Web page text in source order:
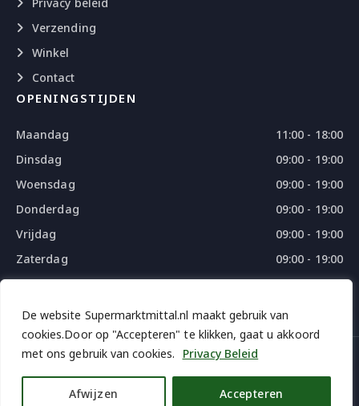
De website Supermarktmittal.nl maakt gebruik van
cookies.Door op "Accepteren" te klikken, gaat u akkoord
met ons gebruik van cookies.
Privacy Beleid
Afwijzen Accepteren
Verzending
Winkel
Contact
OPENINGSTIJDEN
Maandag
11:00 - 18:00
Dinsdag
09:00 - 19:00
Woensdag
09:00 - 19:00
Donderdag
09:00 - 19:00
Vrijdag
09:00 - 19:00
Zaterdag
09:00 - 19:00
Zondag
09:00 - 18:00
© 2026 SUPERMARKTMITTAL - ALL RIGHTS RESERVED
BYTHE WEBDESIGN
iDEAL | Weroi Credit and Apple pay